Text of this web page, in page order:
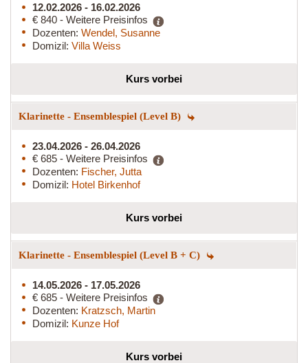
12.02.2026 - 16.02.2026
€ 840 - Weitere Preisinfos
Dozenten: Wendel, Susanne
Domizil: Villa Weiss
Kurs vorbei
Klarinette - Ensemblespiel (Level B)
23.04.2026 - 26.04.2026
€ 685 - Weitere Preisinfos
Dozenten: Fischer, Jutta
Domizil: Hotel Birkenhof
Kurs vorbei
Klarinette - Ensemblespiel (Level B + C)
14.05.2026 - 17.05.2026
€ 685 - Weitere Preisinfos
Dozenten: Kratzsch, Martin
Domizil: Kunze Hof
Kurs vorbei